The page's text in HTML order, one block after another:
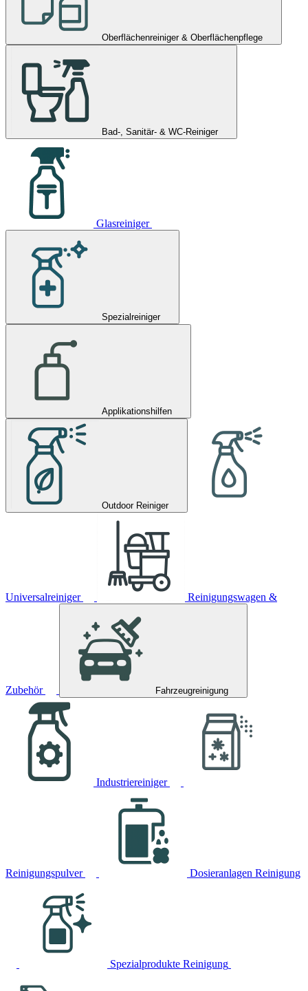
Oberflächenreiniger & Oberflächenpflege
Bad-, Sanitär- & WC-Reiniger
Glasreiniger
Spezialreiniger
Applikationshilfen
Outdoor Reiniger
Universalreiniger Reinigungswagen &
Zubehör Fahrzeugreinigung
Industriereiniger
Reinigungspulver Dosieranlagen Reinigung
Spezialprodukte Reinigung